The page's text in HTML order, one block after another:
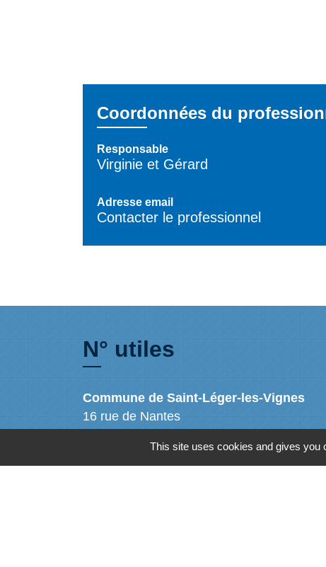
Coordonnées du
Responsable
Virginie et Gérard
Adresse email
Contacter le professionnel
N° utiles
Commune de Saint-Léger-les-Vignes
16 rue de Nantes
+33 2 40 31 50 32This site uses cookies and gives you